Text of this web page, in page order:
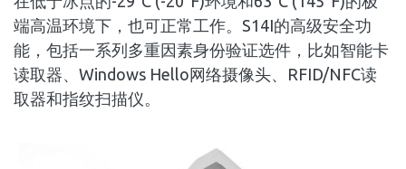
端高温环境下，也可正常工作。S14I的高级安全功
能，包括一系列多重因素身份验证选件，比如智能卡
读取器、Windows Hello网络摄像头、RFID/NFC读
取器和指纹扫描仪。